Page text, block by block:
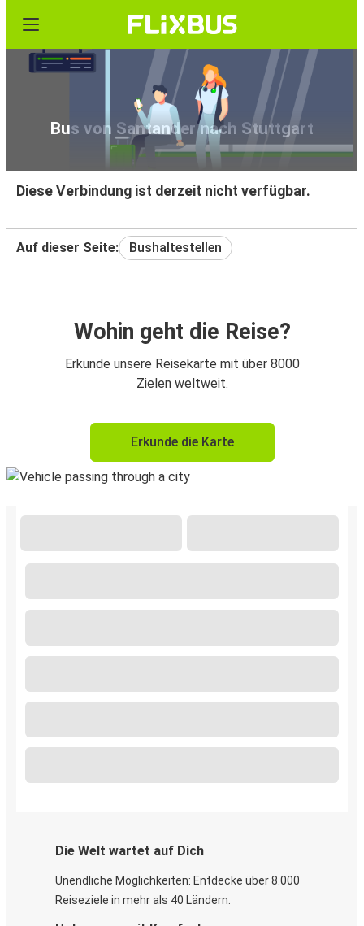
Bus von Santander nach Stuttgart
Diese Verbindung ist derzeit nicht verfügbar.
Auf dieser Seite: Bushaltestellen
Wohin geht die Reise?
Erkunde unsere Reisekarte mit über 8000
Zielen weltweit.
Erkunde die Karte
Die Welt wartet auf Dich
Unendliche Möglichkeiten: Entdecke über 8.000
Reiseziele in mehr als 40 Ländern.